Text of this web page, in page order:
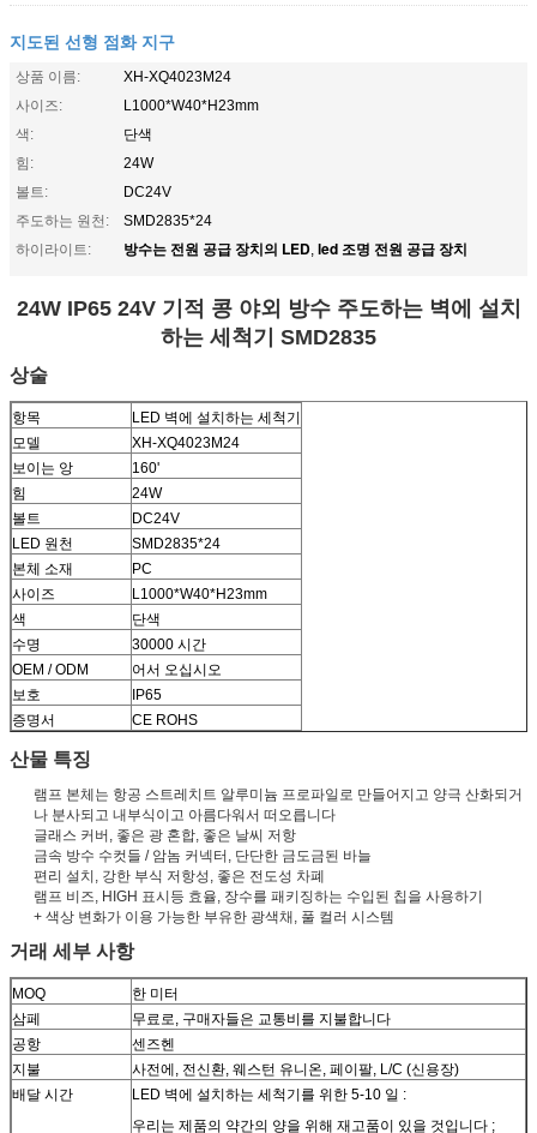
지도된 선형 점화 지구
상품 이름:
XH-XQ4023M24
사이즈:
L1000*W40*H23mm
색:
단색
힘:
24W
볼트:
DC24V
주도하는 원천:
SMD2835*24
하이라이트:
방수는 전원 공급 장치의 LED, led 조명 전원 공급 장치
24W IP65 24V 기적 콩 야외 방수 주도하는 벽에 설치
하는 세척기 SMD2835
상술
항목
LED 벽에 설치하는 세척기
모델
XH-XQ4023M24
보이는 앙
160'
힘
24W
볼트
DC24V
LED 원천
SMD2835*24
본체 소재
PC
사이즈
L1000*W40*H23mm
색
단색
수명
30000 시간
OEM / ODM
어서 오십시오
보호
IP65
증명서
CE ROHS
산물 특징
램프 본체는 항공 스트레치트 알루미늄 프로파일로 만들어지고 양극 산화되거
나 분사되고 내부식이고 아름다워서 떠오릅니다
글래스 커버, 좋은 광 혼합, 좋은 날씨 저항
금속 방수 수컷들 / 암놈 커넥터, 단단한 금도금된 바늘
편리 설치, 강한 부식 저항성, 좋은 전도성 차폐
램프 비즈, HIGH 표시등 효율, 장수를 패키징하는 수입된 칩을 사용하기
+ 색상 변화가 이용 가능한 부유한 광색채, 풀 컬러 시스템
거래 세부 사항
MOQ
한 미터
삼페
무료로, 구매자들은 교통비를 지불합니다
공항
센즈헨
지불
사전에, 전신환, 웨스턴 유니온, 페이팔, L/C (신용장)
배달 시간
LED 벽에 설치하는 세척기를 위한 5-10 일 :
우리는 제품의 약간의 양을 위해 재고품이 있을 것입니다 ;